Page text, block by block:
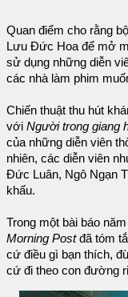
Quan điểm cho rằng
Lưu Đức Hoa để mở
sử dụng những diễn
các nhà làm phim
Chiến thuật thu hút
với Người trong giang
của những diễn viên
nhiên, các diễn viên
Đức Luân, Ngô Ngạn
khấu.
Trong một bài báo
Morning Postđã tóm
cứ điều gì bạn thích,
cứ đi theo con đường